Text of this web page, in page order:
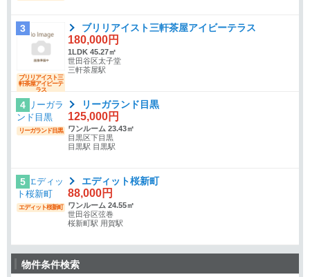
3
ブリリアイスト三
軒茶屋アイビーテ
ラス
ブリリアイスト三軒茶屋アイビーテラス
180,000円
1LDK 45.27㎡
世田谷区太子堂
三軒茶屋駅
4
リーガランド目黒
リーガランド目黒
125,000円
ワンルーム 23.43㎡
目黒区下目黒
目黒駅 目黒駅
5
エディット桜新町
エディット桜新町
88,000円
ワンルーム 24.55㎡
世田谷区弦巻
桜新町駅 用賀駅
物件条件検索